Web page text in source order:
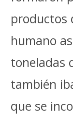
productos
humano
toneladas
también
que se